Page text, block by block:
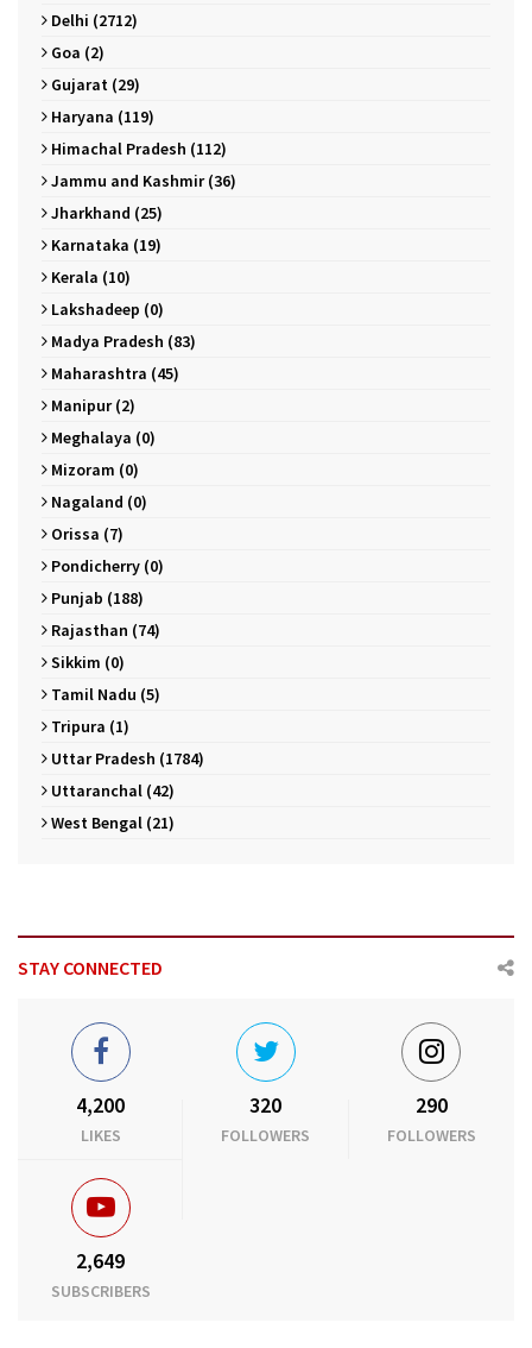
Delhi (2712)
Goa (2)
Gujarat (29)
Haryana (119)
Himachal Pradesh (112)
Jammu and Kashmir (36)
Jharkhand (25)
Karnataka (19)
Kerala (10)
Lakshadeep (0)
Madya Pradesh (83)
Maharashtra (45)
Manipur (2)
Meghalaya (0)
Mizoram (0)
Nagaland (0)
Orissa (7)
Pondicherry (0)
Punjab (188)
Rajasthan (74)
Sikkim (0)
Tamil Nadu (5)
Tripura (1)
Uttar Pradesh (1784)
Uttaranchal (42)
West Bengal (21)
STAY CONNECTED
4,200
LIKES
320
FOLLOWERS
290
FOLLOWERS
2,649
SUBSCRIBERS